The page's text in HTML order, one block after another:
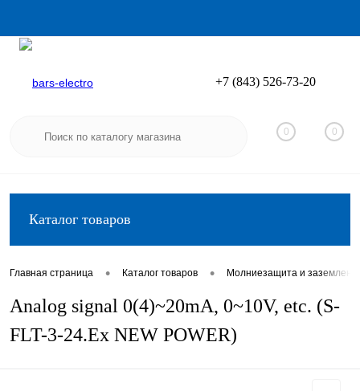
Вход
+7 (843) 526-73-20
0 0
Каталог товаров
Главная страница • Каталог товаров • Молниезащита и
Analog signal 0(4)~20mA, 0~10V, etc. (S-
FLT-3-24.Ex NEW POWER)